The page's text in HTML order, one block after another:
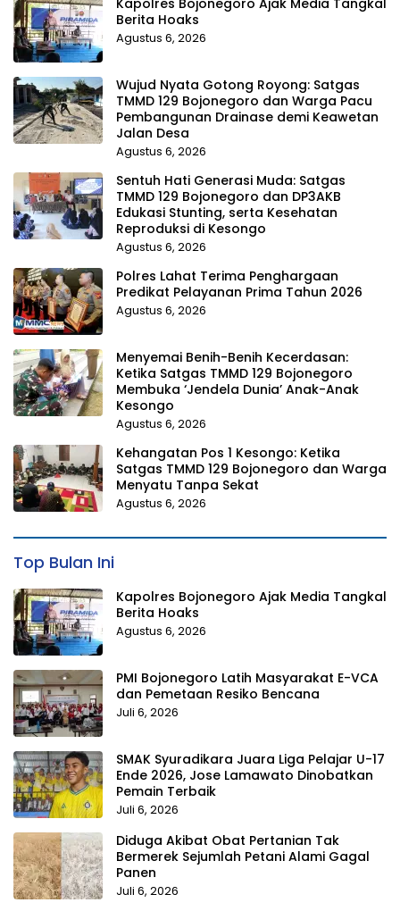
Berita Hoaks
Agustus 6, 2026
Wujud Nyata Gotong Royong: Satgas
TMMD 129 Bojonegoro dan Warga Pacu
Pembangunan Drainase demi Keawetan
Jalan Desa
Agustus 6, 2026
Sentuh Hati Generasi Muda: Satgas
TMMD 129 Bojonegoro dan DP3AKB
Edukasi Stunting, serta Kesehatan
Reproduksi di Kesongo
Agustus 6, 2026
Polres Lahat Terima Penghargaan
Predikat Pelayanan Prima Tahun 2026
Agustus 6, 2026
Menyemai Benih-Benih Kecerdasan:
Ketika Satgas TMMD 129 Bojonegoro
Membuka ‘Jendela Dunia’ Anak-Anak
Kesongo
Agustus 6, 2026
Kehangatan Pos 1 Kesongo: Ketika
Satgas TMMD 129 Bojonegoro dan Warga
Menyatu Tanpa Sekat
Agustus 6, 2026
Top Bulan Ini
Kapolres Bojonegoro Ajak Media Tangkal
Berita Hoaks
Agustus 6, 2026
PMI Bojonegoro Latih Masyarakat E-VCA
dan Pemetaan Resiko Bencana
Juli 6, 2026
SMAK Syuradikara Juara Liga Pelajar U-17
Ende 2026, Jose Lamawato Dinobatkan
Pemain Terbaik
Juli 6, 2026
Diduga Akibat Obat Pertanian Tak
Bermerek Sejumlah Petani Alami Gagal
Panen
Juli 6, 2026